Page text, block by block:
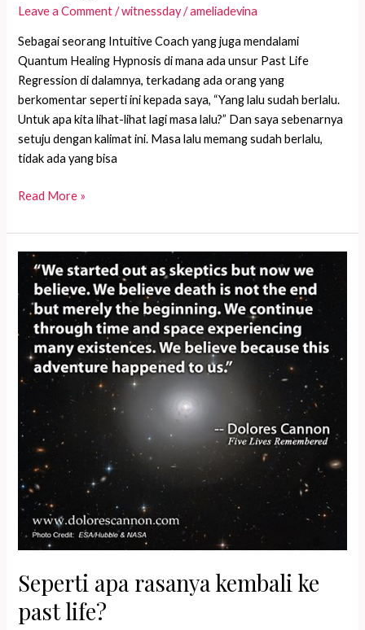
Leave a Comment /witnessday/ameliadevina
Sebagai seorang Intuitive Coach yang juga mendalami
Quantum Healing Hypnosis di mana ada unsur Past Life
Regression di dalamnya, terkadang ada orang yang
berkomentar seperti ini kepada saya, “Yang lalu sudah berlalu.
Untuk apa kita lihat-lihat lagi masa lalu?” Dan saya sebenarnya
setuju dengan kalimat ini. Masa lalu memang sudah berlalu,
tidak ada yang bisa
Manfaat
Life
Regression
Therapy
Read More »
Seperti apa rasanya kembali ke
past life?